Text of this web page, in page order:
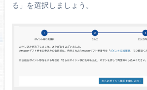
る」を選択しましょう。